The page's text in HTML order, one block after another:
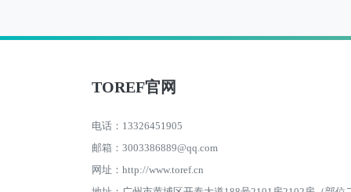
TOREF官网
电话：13326451905
邮箱：3003386889@qq.com
网址：http://www.toref.cn